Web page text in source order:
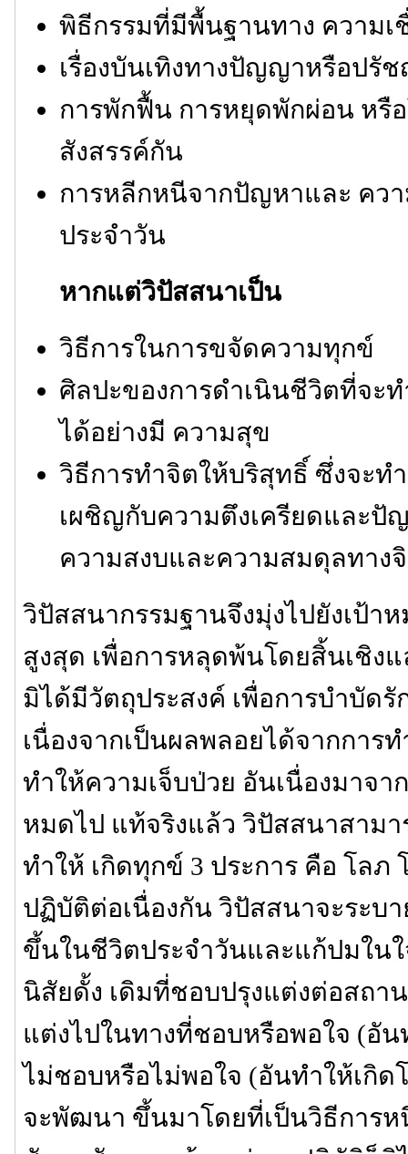
พิธีกรรมที่มีพื้นฐานทาง ความเ
เรื่องบันเทิงทางปัญญาหรือปรั
การพักฟื้น การหยุดพักผ่อน หรื
สังสรรค์กัน
การหลีกหนีจากปัญหาและ คว
ประจำวัน
หากแต่วิปัสสนาเป็น
วิธีการในการขจัดความทุกข์
ศิลปะของการดำเนินชีวิตที่จะ
ได้อย่างมี ความสุข
วิธีการทำจิตให้บริสุทธิ์ ซึ่งจะท
เผชิญกับความตึงเครียดและปั
ความสงบและความสมดุลทาง
วิปัสสนากรรมฐานจึงมุ่งไปยังเป้า
สูงสุด เพื่อการหลุดพ้นโดยสิ้นเชิงแ
มิได้มีวัตถุประสงค์ เพื่อการบำบัด
เนื่องจากเป็นผลพลอยได้จากการ
ทำให้ความเจ็บป่วย อันเนื่องมาจา
หมดไป แท้จริงแล้ว วิปัสสนาสาม
ทำให้ เกิดทุกข์ 3 ประการ คือ โลภ
ปฏิบัติต่อเนื่องกัน วิปัสสนาจะระบ
ขึ้นในชีวิตประจำวันและแก้ปมในใ
นิสัยดั้ง เดิมที่ชอบปรุงแต่งต่อสถา
แต่งไปในทางที่ชอบหรือพอใจ (อัน
ไม่ชอบหรือไม่พอใจ (อันทำให้เกิ
จะพัฒนา ขึ้นมาโดยที่เป็นวิธีการห